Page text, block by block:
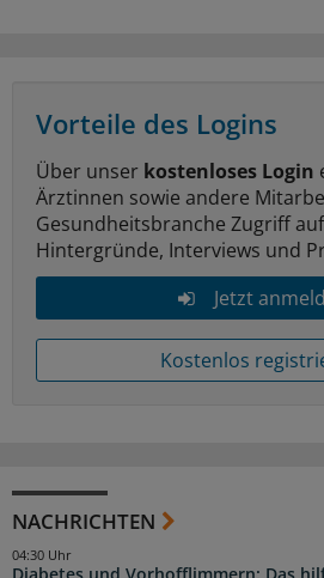
Vorteile des Logins
Über unser kostenloses Login
Ärztinnen sowie andere
Gesundheitsbranche Zugriff
Hintergründe, Interviews und
Jetzt
Kostenlos
NACHRICHTEN
04:30 Uhr